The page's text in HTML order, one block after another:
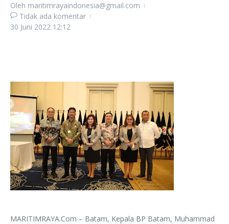
Oleh maritimrayaindonesia@gmail.com
Tidak ada komentar
30 Juni 2022 12:12
MARITIMRAYA.Com – Batam, Kepala BP Batam, Muhammad